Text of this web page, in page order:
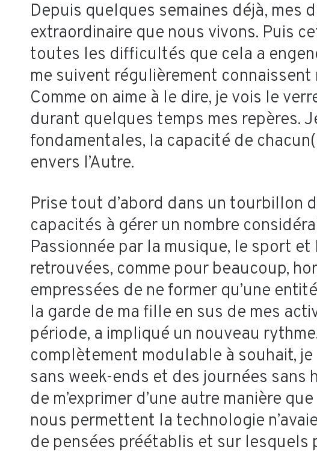
Depuis quelques semaines déjà, mes
extraordinaire que nous vivons. Puis
toutes les difficultés que cela a
me suivent régulièrement
Comme on aime à le dire, je vois le
durant quelques temps mes repères.
fondamentales, la capacité de
envers l’Autre.
Prise tout d’abord dans un tourbillon
capacités à gérer un nombre
Passionnée par la musique, le sport
retrouvées, comme pour beaucoup,
empressées de ne former qu’une
la garde de ma fille en sus de mes
période, a impliqué un nouveau
complètement modulable à souhait, je
sans week-ends et des journées sans
de m’exprimer d’une autre manière
nous permettent la technologie
de pensées préétablis et sur